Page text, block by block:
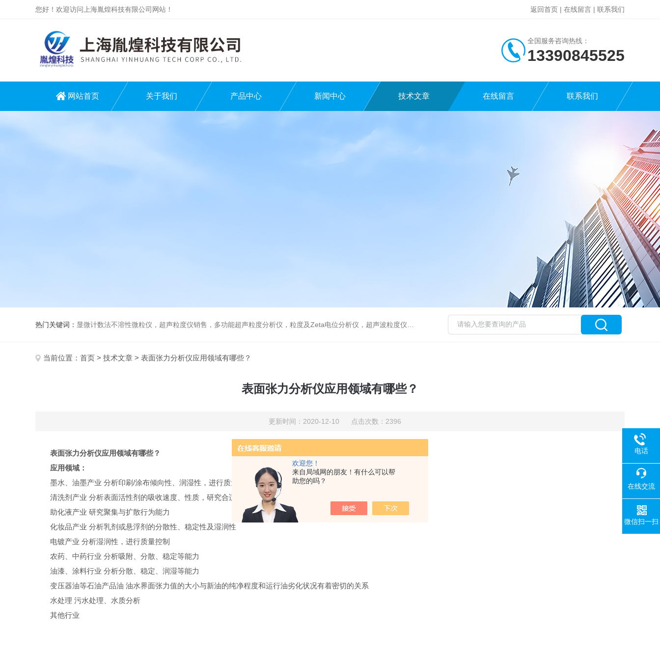
欢迎您！
来自局域网的朋友！有什么可以帮
助您的吗？
您好！欢迎访问上海胤煌科技有限公司网站！ 返回首页 | 在线留言 | 联系我们
全国服务咨询热线：
13390845525
网站首页 关于我们 产品中心 新闻中心 技术文章 在线留言 联系我们
热门关键词： 显微计数法不溶性微粒仪，超声粒度仪销售，多功能超声粒度分析仪，粒度及Zeta电位分析仪，超声波粒度仪，澄清度检查专用伞棚灯，伞棚灯，超声粒度仪超声电位分析仪
当前位置： 首页 > 技术文章 > 表面张力分析仪应用领域有哪些？
表面张力分析仪应用领域有哪些？
更新时间：2020-12-10 点击次数：2396
表面张力分析仪应用领域有哪些？
应用领域：
墨水、油墨产业 分析印刷/涂布倾向性、润湿性，进行质量控制
清洗剂产业 分析表面活性剂的吸收速度、性质，研究合适的浓度
助化液产业 研究聚集与扩散行为能力
化妆品产业 分析乳剂或悬浮剂的分散性、稳定性及湿润性
电镀产业 分析湿润性，进行质量控制
农药、中药行业 分析吸附、分散、稳定等能力
油漆、涂料行业 分析分散、稳定、润湿等能力
变压器油等石油产品油 油水界面张力值的大小与新油的纯净程度和运行油劣化状况有着密切的关系
水处理 污水处理、水质分析
其他行业
电话
在线交流
微信扫一扫